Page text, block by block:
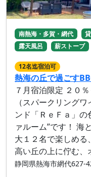
南熱海・多賀・網代
露天風呂
薪ストーブ
12名迄宿泊可
熱海の丘で過ごす
７月宿泊限定 ２０
（スパークリング
ンド「ＲｅＦａ」の
ァルーム”です！ 海
大１２名で楽しめ
高い丘の上に佇む、
静岡県熱海市網代627-